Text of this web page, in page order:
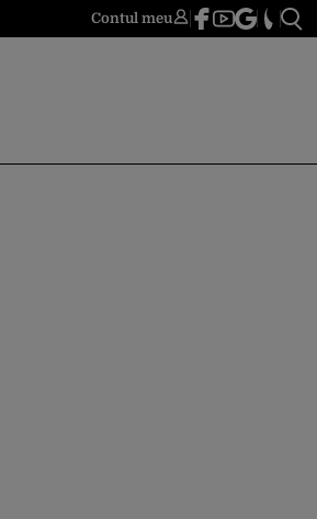
Contul meu